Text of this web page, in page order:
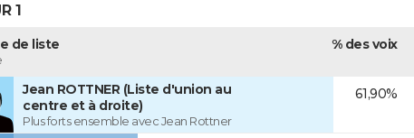
1
de liste % des voix
Jean ROTTNER (Liste d'union au
centre et à droite)
Plus forts ensemble avec Jean Rottner
61,90%